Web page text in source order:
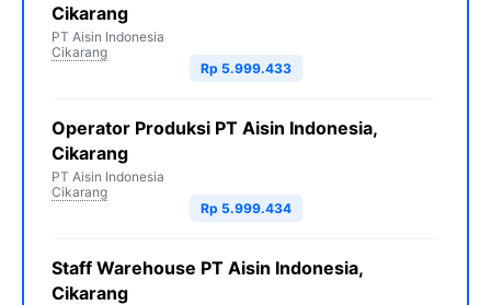
Cikarang
PT Aisin Indonesia
Cikarang
Rp 5.999.433
Operator Produksi PT Aisin Indonesia,
Cikarang
PT Aisin Indonesia
Cikarang
Rp 5.999.434
Staff Warehouse PT Aisin Indonesia,
Cikarang